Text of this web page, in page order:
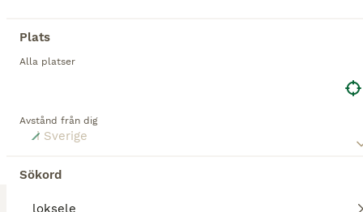
Plats
Alla platser
Avstånd från dig
Sökord
Körselar